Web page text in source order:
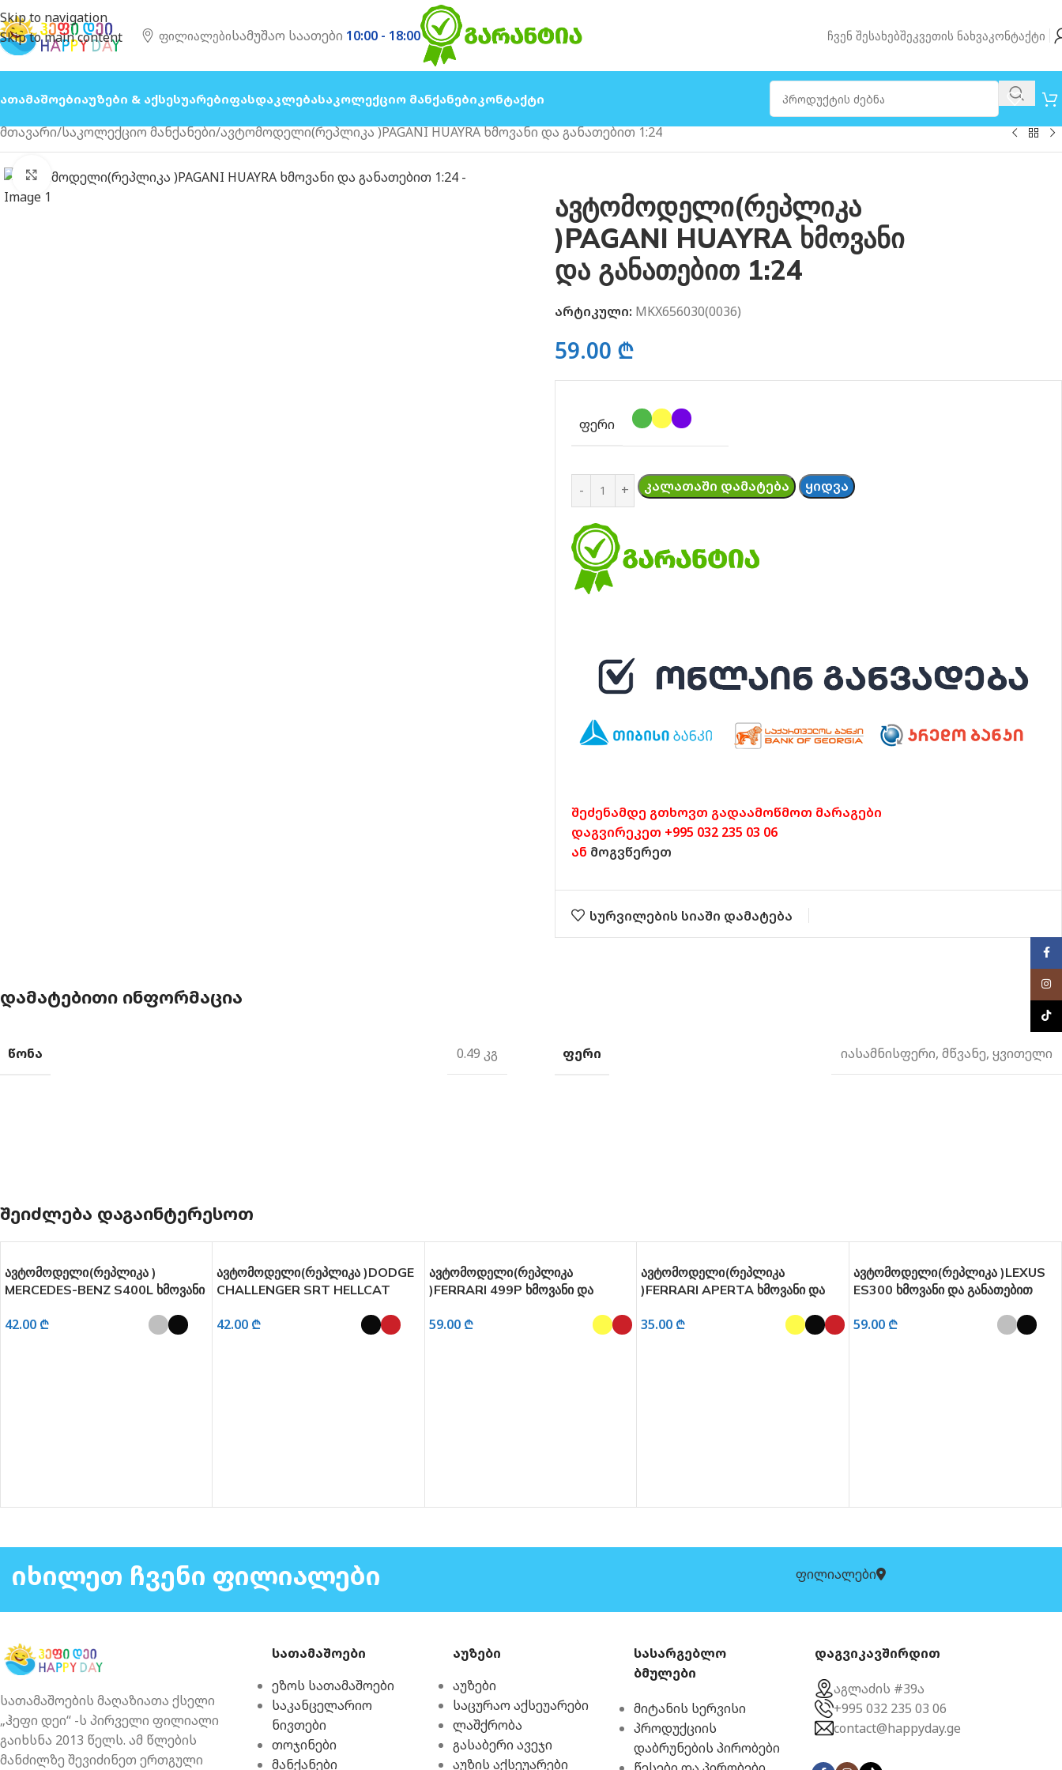
Skip to navigation
Skip to main content
Ფილიალებისამუშაო საათები 10:00 - 18:00 Ჩვენ ᲨესახებᲨეკვეთის ᲜახვაᲙონტაქტი
Აუზები & ᲐქსესუარებიᲤასდაკლებაᲡაკოლექციო Მანქანები Კონტაქტი
მთავარი საკოლექციო მანქანები ავტომოდელი(რეპლიკა )PAGANI HUAYRA ხმოვანი და განათებით 1:24
გახსნა
ავტომოდელი(რეპლიკა
)PAGANI HUAYRA ხმოვანი
და განათებით 1:24
არტიკული: MKX656030(0036)
59.00 ₾
ᲤᲔᲠᲘ
ᲙᲐᲚᲐᲗᲐᲨᲘ ᲓᲐᲛᲐᲢᲔᲑᲐ ᲧᲘᲓᲕᲐ
შეძენამდე გთხოვთ გადაამოწმოთ მარაგები
დაგვირეკეთ +995 032 235 03 06
ან მოგვწერეთ
სურვილების სიაში დამატება
ᲓᲐᲛᲐᲢᲔᲑᲘᲗᲘ ᲘᲜᲤᲝᲠᲛᲐᲪᲘᲐ
ᲬᲝᲜᲐ 0.49 კგ ᲤᲔᲠᲘ იასამნისფერი, მწვანე, ყვითელი
ᲨᲔᲘᲫᲚᲔᲑᲐ ᲓᲐᲒᲐᲘᲜᲢᲔᲠᲔᲡᲝᲗ
ავტომოდელი(რეპლიკა )
MERCEDES-BENZ S400L ხმოვანი
42.00 ₾
ავტომოდელი(რეპლიკა )DODGE
CHALLENGER SRT HELLCAT
42.00 ₾
ავტომოდელი(რეპლიკა
)FERRARI 499P ხმოვანი და
59.00 ₾
ავტომოდელი(რეპლიკა
)FERRARI APERTA ხმოვანი და
35.00 ₾
ავტომოდელი(რეპლიკა )LEXUS
ES300 ხმოვანი და განათებით
59.00 ₾
ᲘᲮᲘᲚᲔᲗ ᲩᲕᲔᲜᲘ ᲤᲘᲚᲘᲐᲚᲔᲑᲘ ფილიალები
სათამაშოების მაღაზიათა ქსელი
„ჰეფი დეი“ -ს პირველი ფილიალი
გაიხსნა 2013 წელს. ამ წლების
მანძილზე შევიძინეთ ერთგული
სათამაშოები
ეზოს სათამაშოები
საკანცელარიო
ნივთები
თოჯინები
მანქანები
აუზები
აუზები
საცურაო აქსეუარები
ლაშქრობა
გასაბერი ავეჯი
აუზის აქსეუარები
სასარგებლო
ბმულები
მიტანის სერვისი
პროდუქციის
დაბრუნების პირობები
დაგვიკავშირდით
აგლაძის #39ა
+995 032 235 03 06
contact@happyday.ge